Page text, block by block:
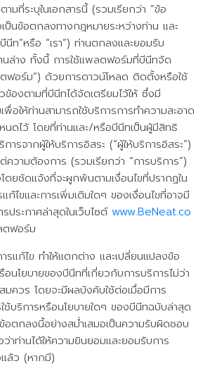
ามที่ระบุในเอกสารนี้ (รวมเรียกว่า “ข้อ
นข้อตกลงทางกฎหมายระหว่างท่าน และ
ท”หรือ “เรา”) ท่านตกลงและยอมรับ
านล่าง ทั้งนี้ การใช้แพลตฟอร์มที่บีนีทจัด
ฟอร์ม”) ด้วยการดาวน์โหลด ติดตั้งหรือใช้
องตามที่บีนีทได้จัดเตรียมไว้ให้ ซึ่งมี
อให้ท่านสามารถใช้บริการการทำความสะอาด
ดไว้ โดยที่ท่านและ/หรือบีนีทเป็นผู้มีสิทธิ
ารจากผู้ให้บริการอิสระ (“ผู้ให้บริการอิสระ”)
ความต้องการ (รวมเรียกว่า “การบริการ”)
ดยชัดแจ้งที่จะผูกพันตามเงื่อนไขที่ปรากฏใน
ก้ไขและการเพิ่มเติมใดๆ ของเงื่อนไขที่อาจมี
ประกาศล่าสุดในเว็บไซต์ www.BeNeat.co
ตฟอร์ม
แก้ไข ทำให้แตกต่าง และเปลี่ยนแปลงข้อ
อนโยบายของบีนีทที่เกี่ยวกับการบริการไม่ว่า
มควร โดยจะมีผลบังคับใช้ต่อเมื่อมีการ
ใช้บริการหรือนโยบายใดๆ ของบีนีทฉบับล่าสุด
อตกลงนี้อย่างสม่ำเสมอเป็นความรับผิดชอบ
ว่าท่านได้ให้ความยินยอมและยอมรับการ
ล้ว (หากมี)